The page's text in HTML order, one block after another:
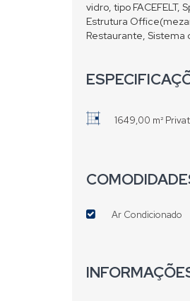
vidro, tipo
Estrutura
Restaurante, Sistema
1649,00 m²
Ar Condicionado